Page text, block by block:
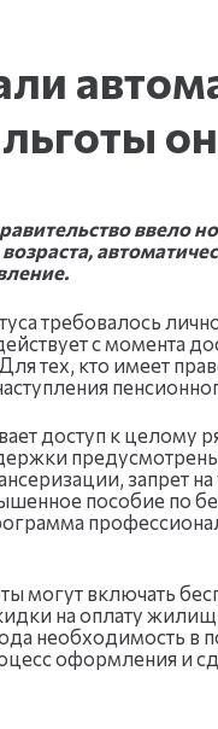
льготы
ввело
требовалось
с момента
тех, кто имеет
доступ к целому
запрет
пособие по
могут включать
на оплату
необходимость в
оформления и